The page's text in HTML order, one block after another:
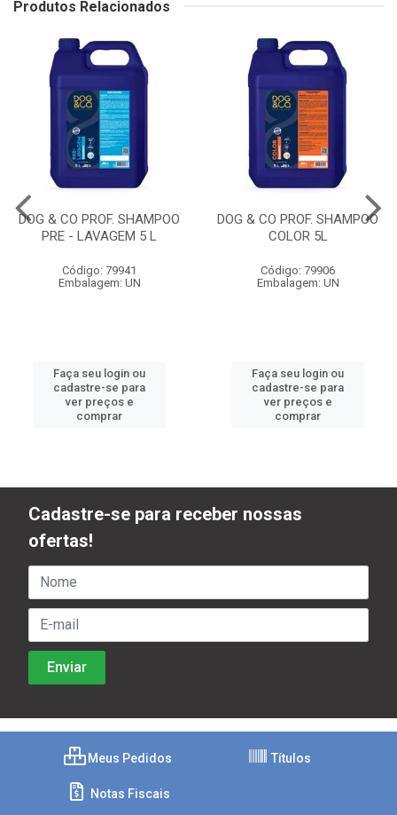
Produtos Relacionados
DOG & CO PROF. SHAMPOO
PRE - LAVAGEM 5 L
Código: 79941
Embalagem: UN
Faça seu login ou
cadastre-se para
ver preços e
comprar
DOG & CO PROF. SHAMPOO
COLOR 5L
Código: 79906
Embalagem: UN
Faça seu login ou
cadastre-se para
ver preços e
comprar
Cadastre-se para receber nossas
ofertas!
Meus Pedidos Títulos
Notas Fiscais